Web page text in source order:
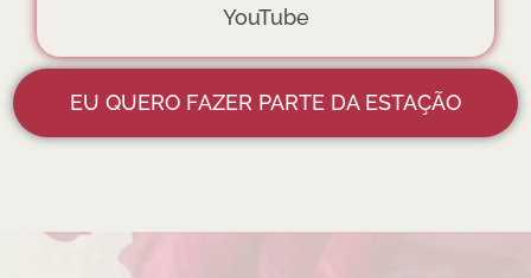
YouTube
EU QUERO FAZER PARTE DA ESTAÇÃO